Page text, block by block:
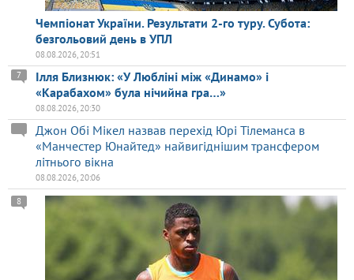
Чемпіонат України. Результати 2-го туру. Субота:
безгольовий день в УПЛ
08.08.2026, 20:51
Ілля Близнюк: «У Любліні між «Динамо» і
«Карабахом» була нічийна гра…»
7
08.08.2026, 20:30
Джон Обі Мікел назвав перехід Юрі Тілеманса в
«Манчестер Юнайтед» найвигіднішим трансфером
літнього вікна
08.08.2026, 20:06
8